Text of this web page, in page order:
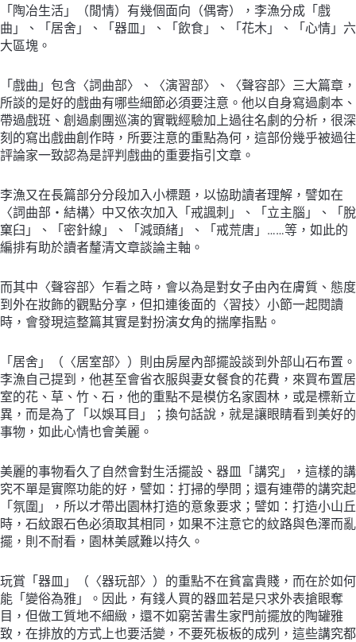
「陶冶生活」（閒情）有幾個面向（偶寄），李漁分成「戲
曲」、「居舍」、「器皿」、「飲食」、「花木」、「心情」六
大區塊。
「戲曲」包含〈詞曲部〉、〈演習部〉、〈聲容部〉三大篇章，
所談的是好的戲曲有哪些細節必須要注意。他以自身寫過劇本、
帶過戲班、創過劇團巡演的實戰經驗加上過往名劇的分析，很深
刻的寫出戲曲創作時，所要注意的重點為何，這部份幾乎被過往
評論家一致認為是評判戲曲的重要指引文章。
李漁又在長篇部分分段加入小標題，以協助讀者理解，譬如在
〈詞曲部・結構〉中又依次加入「戒諷刺」、「立主腦」、「脫
窠臼」、「密針線」、「減頭緒」、「戒荒唐」……等，如此的
編排有助於讀者釐清文章談論主軸。
而其中〈聲容部〉乍看之時，會以為是對女子由內在膚質、態度
到外在妝飾的觀點分享，但扣連後面的〈習技〉小節一起閱讀
時，會發現這整篇其實是對扮演女角的揣摩指點。
「居舍」（〈居室部〉）則由房屋內部擺設談到外部山石布置。
李漁自己提到，他甚至會省衣服與妻女餐食的花費，來買布置居
室的花、草、竹、石，他的重點不是模仿名家園林，或是標新立
異，而是為了「以娛耳目」；換句話說，就是讓眼睛看到美好的
事物，如此心情也會美麗。
美麗的事物看久了自然會對生活擺設、器皿「講究」，這樣的講
究不單是實際功能的好，譬如：打掃的學問；還有連帶的講究起
「氛圍」，所以才帶出園林打造的意象要求；譬如：打造小山丘
時，石紋跟石色必須取其相同，如果不注意它的紋路與色澤而亂
擺，則不耐看，園林美感難以持久。
玩賞「器皿」（〈器玩部〉）的重點不在貧富貴賤，而在於如何
能「變俗為雅」。因此，有錢人買的器皿若是只求外表搶眼奪
目，但做工質地不細緻，還不如窮苦書生家門前擺放的陶罐雅
致，在排放的方式上也要活變，不要死板板的成列，這些講究都